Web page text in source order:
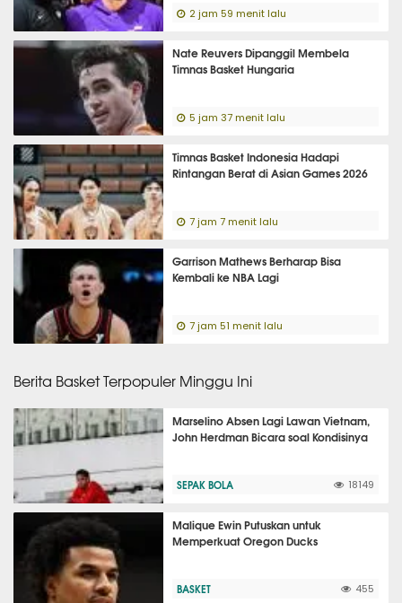
2 jam 59 menit lalu
Nate Reuvers Dipanggil Membela
Timnas Basket Hungaria
5 jam 37 menit lalu
Timnas Basket Indonesia Hadapi
Rintangan Berat di Asian Games 2026
7 jam 7 menit lalu
Garrison Mathews Berharap Bisa
Kembali ke NBA Lagi
7 jam 51 menit lalu
Berita Basket Terpopuler Minggu Ini
Marselino Absen Lagi Lawan Vietnam,
John Herdman Bicara soal Kondisinya
SEPAK BOLA 18149
Malique Ewin Putuskan untuk
Memperkuat Oregon Ducks
BASKET 455